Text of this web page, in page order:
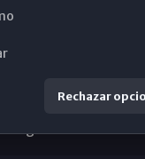
Málaga
Rechazar